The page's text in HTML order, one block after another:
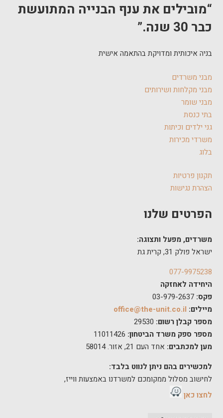
“מובילים את ענף הבנייה המתועשת
כבר 30 שנה.”
בניה איכותית ומדויקת בהתאמה אישית
מבני משרדים
מבני מקלחות ושירותים
מבני שומר
בתי כנסת
גני ילדים וכיתות
משרדי מכירות
בלוג
תקנון פרטיות
הצהרת נגישות
הפרטים שלנו
משרדים, מפעל ותצוגה:
ישראל פולק 31, קרית גת
077-9975238
היחידה לאחזקה
פקס: 03-979-2637
מיילים:
מספר קבלן רשום:
מספר ספק משרד הביטחון:
מען למכתבים: אחד העם 21, אזור. 58014
למכשירים בהם ניתן לנווט בלבד:
לחישוב מסלול ממקומכם למשרדנו באמצעות ווייז,
לחצו כאן